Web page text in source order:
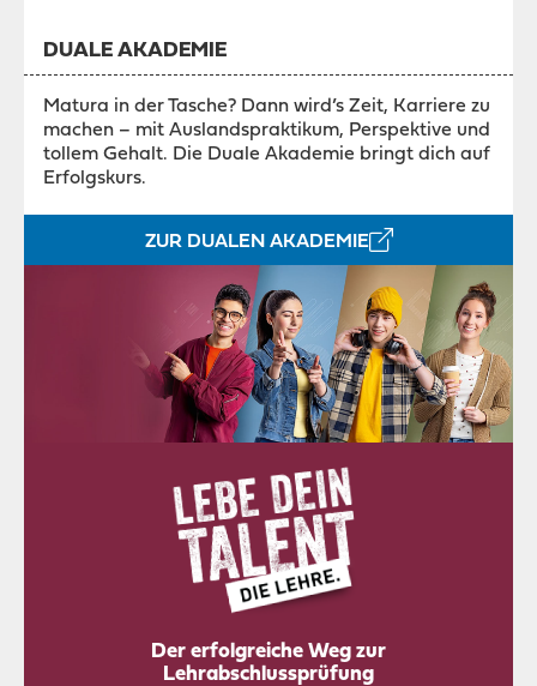
DUALE AKADEMIE
Matura in der Tasche? Dann wird’s Zeit, Karriere zu
machen – mit Auslandspraktikum, Perspektive und
tollem Gehalt. Die Duale Akademie bringt dich auf
Erfolgskurs.
ZUR DUALEN AKADEMIE
Der erfolgreiche Weg zur
Lehrabschlussprüfung